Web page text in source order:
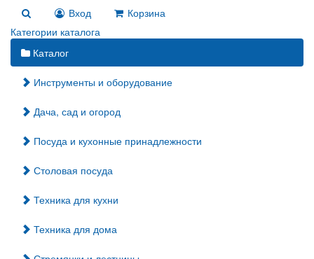
Вход
Корзина
Категории каталога
Каталог
Инструменты и оборудование
Дача, сад и огород
Посуда и кухонные принадлежности
Столовая посуда
Техника для кухни
Техника для дома